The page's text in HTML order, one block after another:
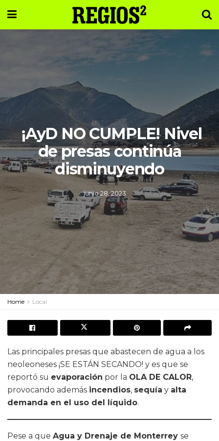
¡AyD NO CUMPLE! Nivel
de presas continúa
disminuyendo
junio 28, 2023
Home Local
Las principales presas que abastecen de agua a los
neoleoneses ¡SE ESTÁN SECANDO! y es que se
reportó su evaporación por la OLA DE CALOR,
provocando además incendios, sequía y alta
demanda en el uso del líquido.
Pese a que Agua y Drenaje de Monterrey se